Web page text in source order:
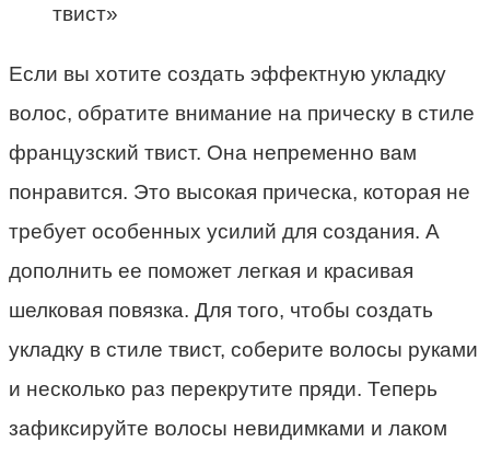
твист»
Если вы хотите создать эффектную укладку
волос, обратите внимание на прическу в стиле
французский твист. Она непременно вам
понравится. Это высокая прическа, которая не
требует особенных усилий для создания. А
дополнить ее поможет легкая и красивая
шелковая повязка. Для того, чтобы создать
укладку в стиле твист, соберите волосы руками
и несколько раз перекрутите пряди. Теперь
зафиксируйте волосы невидимками и лаком